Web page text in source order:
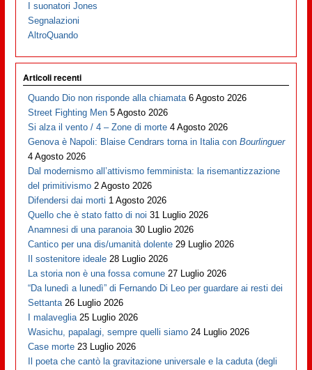
I suonatori Jones
Segnalazioni
AltroQuando
Articoli recenti
Quando Dio non risponde alla chiamata 6 Agosto 2026
Street Fighting Men 5 Agosto 2026
Si alza il vento / 4 – Zone di morte 4 Agosto 2026
Genova è Napoli: Blaise Cendrars torna in Italia conBourlinguer
4 Agosto 2026
Dal modernismo all’attivismo femminista: la risemantizzazione
del primitivismo 2 Agosto 2026
Difendersi dai morti 1 Agosto 2026
Quello che è stato fatto di noi 31 Luglio 2026
Anamnesi di una paranoia 30 Luglio 2026
Cantico per una dis/umanità dolente 29 Luglio 2026
Il sostenitore ideale 28 Luglio 2026
La storia non è una fossa comune 27 Luglio 2026
“Da lunedì a lunedì” di Fernando Di Leo per guardare ai resti dei
Settanta 26 Luglio 2026
I malaveglia 25 Luglio 2026
Wasichu, papalagi, sempre quelli siamo 24 Luglio 2026
Case morte 23 Luglio 2026
Il poeta che cantò la gravitazione universale e la caduta (degli